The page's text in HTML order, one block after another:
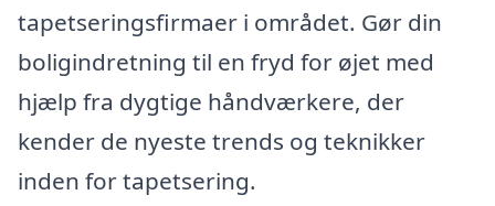
tapetseringsfirmaer i området. Gør din
boligindretning til en fryd for øjet med
hjælp fra dygtige håndværkere, der
kender de nyeste trends og teknikker
inden for tapetsering.